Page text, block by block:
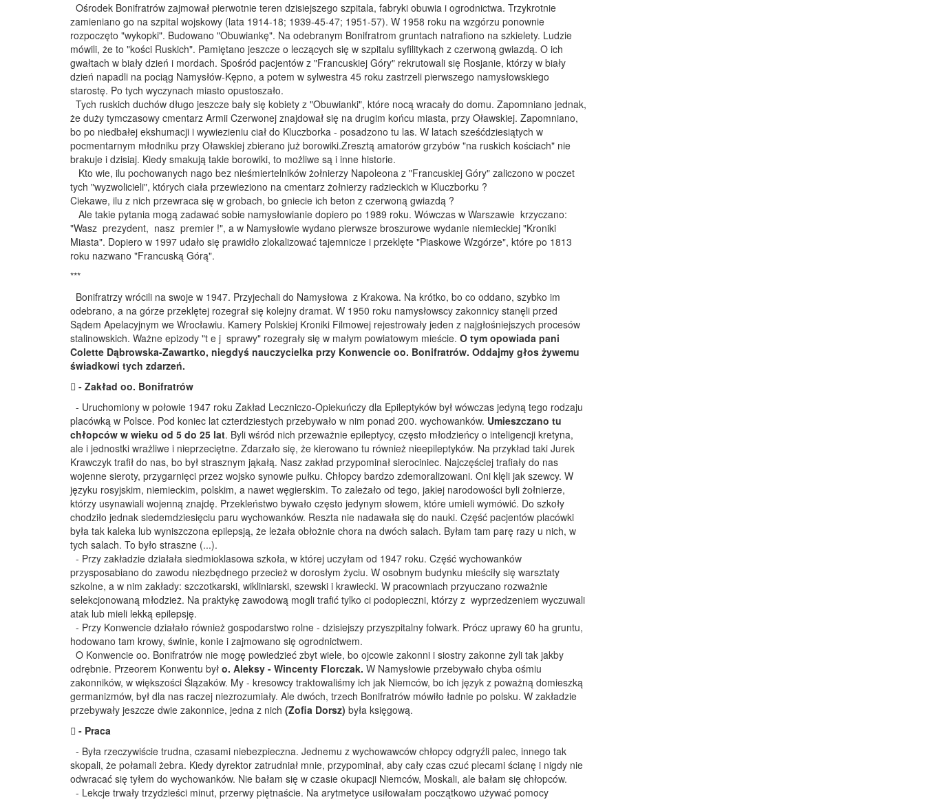
Ośrodek Bonifratrów zajmował pierwotnie teren dzisiejszego szpitala, fabryki obuwia i ogrodnictwa. Trzykrotnie
zamieniano go na szpital wojskowy (lata 1914-18; 1939-45-47; 1951-57). W 1958 roku na wzgórzu ponownie
rozpoczęto "wykopki". Budowano "Obuwiankę". Na odebranym Bonifratrom gruntach natrafiono na szkielety. Ludzie
mówili, że to "kości Ruskich". Pamiętano jeszcze o leczących się w szpitalu syfilitykach z czerwoną gwiazdą. O ich
gwałtach w biały dzień i mordach. Spośród pacjentów z "Francuskiej Góry" rekrutowali się Rosjanie, którzy w biały
dzień napadli na pociąg Namysłów-Kępno, a potem w sylwestra 45 roku zastrzeli pierwszego namysłowskiego
starostę. Po tych wyczynach miasto opustoszało.
Tych ruskich duchów długo jeszcze bały się kobiety z "Obuwianki", które nocą wracały do domu. Zapomniano jednak,
że duży tymczasowy cmentarz Armii Czerwonej znajdował się na drugim końcu miasta, przy Oławskiej. Zapomniano,
bo po niedbałej ekshumacji i wywiezieniu ciał do Kluczborka - posadzono tu las. W latach sześćdziesiątych w
pocmentarnym młodniku przy Oławskiej zbierano już borowiki.Zresztą amatorów grzybów "na ruskich kościach" nie
brakuje i dzisiaj. Kiedy smakują takie borowiki, to możliwe są i inne historie.
Kto wie, ilu pochowanych nago bez nieśmiertelników żołnierzy Napoleona z "Francuskiej Góry" zaliczono w poczet
tych "wyzwolicieli", których ciała przewieziono na cmentarz żołnierzy radzieckich w Kluczborku ?
Ciekawe, ilu z nich przewraca się w grobach, bo gniecie ich beton z czerwoną gwiazdą ?
Ale takie pytania mogą zadawać sobie namysłowianie dopiero po 1989 roku. Wówczas w Warszawie krzyczano:
"Wasz prezydent, nasz premier !", a w Namysłowie wydano pierwsze broszurowe wydanie niemieckiej "Kroniki
Miasta". Dopiero w 1997 udało się prawidło zlokalizować tajemnicze i przeklęte "Piaskowe Wzgórze", które po 1813
roku nazwano "Francuską Górą".
***
Bonifratrzy wrócili na swoje w 1947. Przyjechali do Namysłowa z Krakowa. Na krótko, bo co oddano, szybko im
odebrano, a na górze przeklętej rozegrał się kolejny dramat. W 1950 roku namysłowscy zakonnicy stanęli przed
Sądem Apelacyjnym we Wrocławiu. Kamery Polskiej Kroniki Filmowej rejestrowały jeden z najgłośniejszych procesów
stalinowskich. Ważne epizody "t e j sprawy" rozegrały się w małym powiatowym mieście. O tym opowiada pani
Colette Dąbrowska-Zawartko, niegdyś nauczycielka przy Konwencie oo. Bonifratrów. Oddajmy głos żywemu
świadkowi tych zdarzeń.
 - Zakład oo. Bonifratrów
- Uruchomiony w połowie 1947 roku Zakład Leczniczo-Opiekuńczy dla Epileptyków był wówczas jedyną tego rodzaju
placówką w Polsce. Pod koniec lat czterdziestych przebywało w nim ponad 200. wychowanków. Umieszczano tu
chłopców w wieku od 5 do 25 lat. Byli wśród nich przeważnie epileptycy, często młodzieńcy o inteligencji kretyna,
ale i jednostki wrażliwe i nieprzeciętne. Zdarzało się, że kierowano tu również nieepileptyków. Na przykład taki Jurek
Krawczyk trafił do nas, bo był strasznym jąkałą. Nasz zakład przypominał sierociniec. Najczęściej trafiały do nas
wojenne sieroty, przygarnięci przez wojsko synowie pułku. Chłopcy bardzo zdemoralizowani. Oni klęli jak szewcy. W
języku rosyjskim, niemieckim, polskim, a nawet węgierskim. To zależało od tego, jakiej narodowości byli żołnierze,
którzy usynawiali wojenną znajdę. Przekleństwo bywało często jedynym słowem, które umieli wymówić. Do szkoły
chodziło jednak siedemdziesięciu paru wychowanków. Reszta nie nadawała się do nauki. Część pacjentów placówki
była tak kaleka lub wyniszczona epilepsją, że leżała obłożnie chora na dwóch salach. Byłam tam parę razy u nich, w
tych salach. To było straszne (...).
- Przy zakładzie działała siedmioklasowa szkoła, w której uczyłam od 1947 roku. Część wychowanków
przysposabiano do zawodu niezbędnego przecież w dorosłym życiu. W osobnym budynku mieściły się warsztaty
szkolne, a w nim zakłady: szczotkarski, wikliniarski, szewski i krawiecki. W pracowniach przyuczano rozważnie
selekcjonowaną młodzież. Na praktykę zawodową mogli trafić tylko ci podopieczni, którzy z wyprzedzeniem wyczuwali
atak lub mieli lekką epilepsję.
- Przy Konwencie działało również gospodarstwo rolne - dzisiejszy przyszpitalny folwark. Prócz uprawy 60 ha gruntu,
hodowano tam krowy, świnie, konie i zajmowano się ogrodnictwem.
O Konwencie oo. Bonifratrów nie mogę powiedzieć zbyt wiele, bo ojcowie zakonni i siostry zakonne żyli tak jakby
odrębnie. Przeorem Konwentu był o. Aleksy - Wincenty Florczak. W Namysłowie przebywało chyba ośmiu
zakonników, w większości Ślązaków. My - kresowcy traktowaliśmy ich jak Niemców, bo ich język z poważną domieszką
germanizmów, był dla nas raczej niezrozumiały. Ale dwóch, trzech Bonifratrów mówiło ładnie po polsku. W zakładzie
przebywały jeszcze dwie zakonnice, jedna z nich (Zofia Dorsz) była księgową.
 - Praca
- Była rzeczywiście trudna, czasami niebezpieczna. Jednemu z wychowawców chłopcy odgryźli palec, innego tak
skopali, że połamali żebra. Kiedy dyrektor zatrudniał mnie, przypominał, aby cały czas czuć plecami ścianę i nigdy nie
odwracać się tyłem do wychowanków. Nie bałam się w czasie okupacji Niemców, Moskali, ale bałam się chłopców.
- Lekcje trwały trzydzieści minut, przerwy piętnaście. Na arytmetyce usiłowałam początkowo używać pomocy